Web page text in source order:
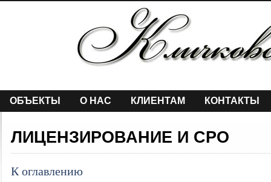
ОБЪЕКТЫ О НАС КЛИЕНТАМ КОНТАКТЫ
ЛИЦЕНЗИРОВАНИЕ И СРО
К оглавлению